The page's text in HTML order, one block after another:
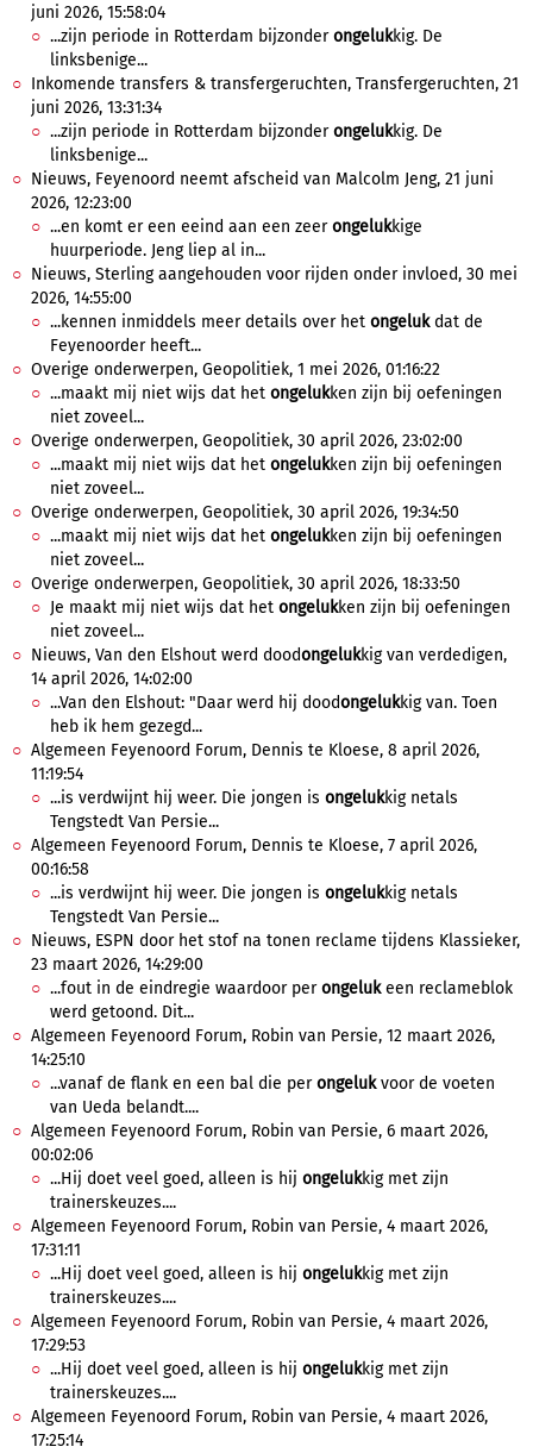
juni 2026, 15:58:04
...zijn periode in Rotterdam bijzonderongelukkig. De
linksbenige...
Inkomende transfers & transfergeruchten, Transfergeruchten, 21
juni 2026, 13:31:34
...zijn periode in Rotterdam bijzonderongelukkig. De
linksbenige...
Nieuws, Feyenoord neemt afscheid van Malcolm Jeng, 21 juni
2026, 12:23:00
...en komt er een eeind aan een zeerongelukkige
huurperiode. Jeng liep al in...
Nieuws, Sterling aangehouden voor rijden onder invloed, 30 mei
2026, 14:55:00
...kennen inmiddels meer details over het ongelukdat de
Feyenoorder heeft...
Overige onderwerpen, Geopolitiek, 1 mei 2026, 01:16:22
...maakt mij niet wijs dat het ongelukken zijn bij oefeningen
niet zoveel...
Overige onderwerpen, Geopolitiek, 30 april 2026, 23:02:00
...maakt mij niet wijs dat het ongelukken zijn bij oefeningen
niet zoveel...
Overige onderwerpen, Geopolitiek, 30 april 2026, 19:34:50
...maakt mij niet wijs dat het ongelukken zijn bij oefeningen
niet zoveel...
Overige onderwerpen, Geopolitiek, 30 april 2026, 18:33:50
Je maakt mij niet wijs dat het ongelukken zijn bij oefeningen
niet zoveel...
Nieuws, Van den Elshout werd doodongelukkig van verdedigen,
14 april 2026, 14:02:00
...Van den Elshout: "Daar werd hij doodongelukkig van. Toen
heb ik hem gezegd...
Algemeen Feyenoord Forum, Dennis te Kloese, 8 april 2026,
11:19:54
...is verdwijnt hij weer. Die jongen is ongelukkig netals
Tengstedt Van Persie...
Algemeen Feyenoord Forum, Dennis te Kloese, 7 april 2026,
00:16:58
...is verdwijnt hij weer. Die jongen is ongelukkig netals
Tengstedt Van Persie...
Nieuws, ESPN door het stof na tonen reclame tijdens Klassieker,
23 maart 2026, 14:29:00
...fout in de eindregie waardoor perongelukeen reclameblok
werd getoond. Dit...
Algemeen Feyenoord Forum, Robin van Persie, 12 maart 2026,
14:25:10
...vanaf de flank en een bal die perongelukvoor de voeten
van Ueda belandt....
Algemeen Feyenoord Forum, Robin van Persie, 6 maart 2026,
00:02:06
...Hij doet veel goed, alleen is hij ongelukkig met zijn
trainerskeuzes....
Algemeen Feyenoord Forum, Robin van Persie, 4 maart 2026,
17:31:11
...Hij doet veel goed, alleen is hij ongelukkig met zijn
trainerskeuzes....
Algemeen Feyenoord Forum, Robin van Persie, 4 maart 2026,
17:29:53
...Hij doet veel goed, alleen is hij ongelukkig met zijn
trainerskeuzes....
Algemeen Feyenoord Forum, Robin van Persie, 4 maart 2026,
17:25:14